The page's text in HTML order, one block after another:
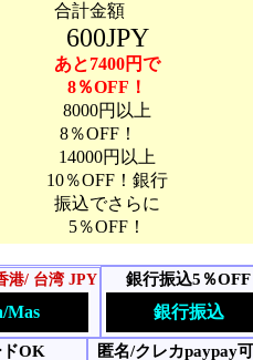
合計金額
600JPY
あと7400円で
8％OFF！
8000円以上
8％OFF！
14000円以上
10％OFF！銀行
振込でさらに
5％OFF！
港/ 台湾 JPY
Mas
銀行振込5％OFF
銀行振込
OK 匿名/クレカpaypay可